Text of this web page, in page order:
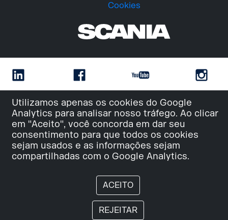
Utilizamos apenas os cookies do Google
Analytics para analisar nosso tráfego. Ao clicar
em "Aceito", você concorda em dar seu
consentimento para que todos os cookies
sejam usados e as informações sejam
compartilhadas com o Google Analytics.
ACEITO
REJEITAR
Cookies